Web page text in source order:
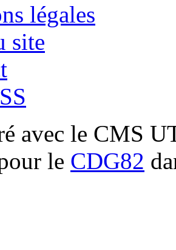
légales
site
avec le CMS
le CDG82